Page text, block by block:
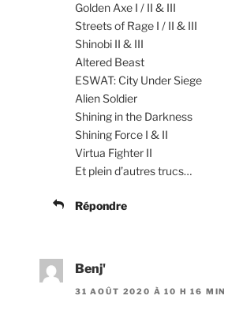
Golden Axe I / II & III
Streets of Rage I / II & III
Shinobi II & III
Altered Beast
ESWAT: City Under Siege
Alien Soldier
Shining in the Darkness
Shining Force I & II
Virtua Fighter II
Et plein d’autres trucs…
Répondre
Benj'
31 AOÛT 2020 À 10 H 16 MIN